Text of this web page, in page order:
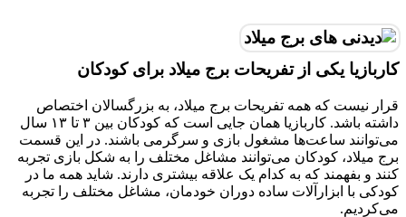
کاربازیا یکی از تفریحات برج میلاد برای کودکان
قرار نیست که همه تفریحات برج میلاد، به بزرگسالان اختصاص
داشته باشد. کاربازیا همان جایی است که کودکان بین ۳ تا ۱۳ سال
می‌توانند ساعت‌ها مشغول بازی و سرگرمی باشند. در این قسمت
برج میلاد، کودکان می‌توانند مشاغل مختلف را به شکل بازی تجربه
کنند و بفهمند که به کدام یک علاقه بیشتری دارند. شاید همه ما در
کودکی با ابزارآلات ساده دوران خودمان، مشاغل مختلف را تجربه
می‌کردیم.